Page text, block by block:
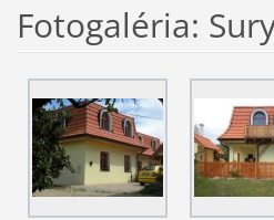
Fotogaléria: